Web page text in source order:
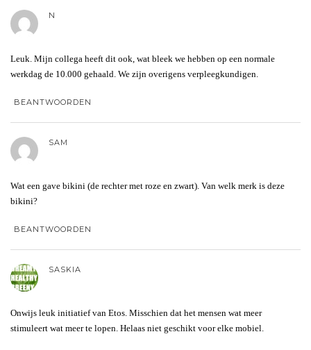
N
Leuk. Mijn collega heeft dit ook, wat bleek we hebben op een normale
werkdag de 10.000 gehaald. We zijn overigens verpleegkundigen.
BEANTWOORDEN
SAM
Wat een gave bikini (de rechter met roze en zwart). Van welk merk is deze
bikini?
BEANTWOORDEN
SASKIA
Onwijs leuk initiatief van Etos. Misschien dat het mensen wat meer
stimuleert wat meer te lopen. Helaas niet geschikt voor elke mobiel.